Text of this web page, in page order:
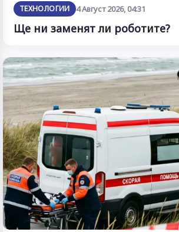
ТЕХНОЛОГИИ 4 Август 2026, 04:31
Ще ни заменят ли роботите?